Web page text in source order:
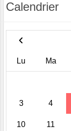
Calendrier
Lu Ma
3 4
10 11